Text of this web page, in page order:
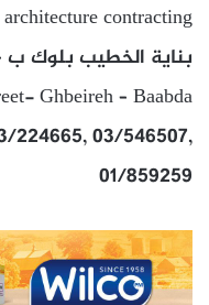
contracting
بناية الخطيب بلوك ب
Ghbeireh – Baabda
224665, 03/546507,
01/859259